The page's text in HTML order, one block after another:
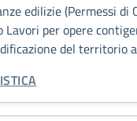
edilizie (Permessi
Lavori per opere
del territorio